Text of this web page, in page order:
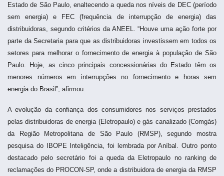
Estado de São Paulo, enaltecendo a queda nos níveis de DEC (período
sem energia) e FEC (frequência de interrupção de energia) das
distribuidoras, segundo critérios da ANEEL. “Houve uma ação forte por
parte da Secretaria para que as distribuidoras investissem em todos os
setores para melhorar o fornecimento de energia à população de São
Paulo. Hoje, as cinco principais concessionárias do Estado têm os
menores números em interrupções no fornecimento e horas sem
energia do Brasil”, afirmou.
A evolução da confiança dos consumidores nos serviços prestados
pelas distribuidoras de energia (Eletropaulo) e gás canalizado (Comgás)
da Região Metropolitana de São Paulo (RMSP), segundo mostra
pesquisa do IBOPE Inteligência, foi lembrada por Aníbal. Outro ponto
destacado pelo secretário foi a queda da Eletropaulo no ranking de
reclamações do PROCON-SP, onde a distribuidora de energia da RMSP